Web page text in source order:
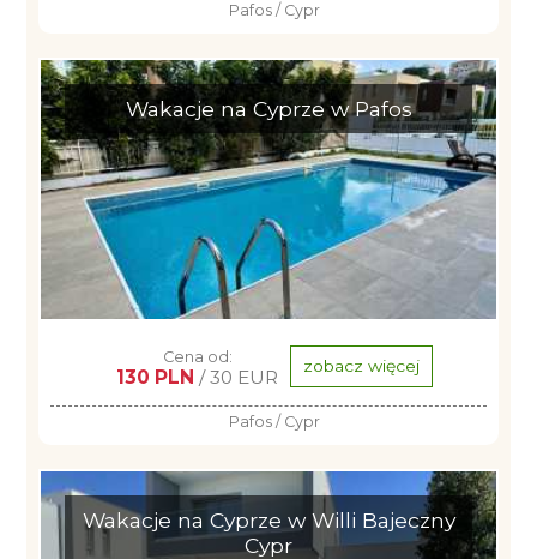
Pafos / Cypr
Wakacje na Cyprze w Pafos
Cena od:
130 PLN / 30 EUR zobacz więcej
Pafos / Cypr
Wakacje na Cyprze w Willi Bajeczny
Cypr